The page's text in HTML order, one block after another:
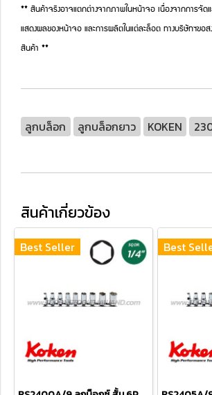
** สินค้าจริงอาจแตกต่างจากภาพในหน้าจอ เนื่องจากการจัด
แสดงผลของหน้าจอ และการผลิตในแต่ละล็อต ทางบริษัทฯขอ
สินค้า **
ลูกบล็อก ลูกบล็อกยาว KOKEN
สินค้าเกี่ยวข้อง
Best Seller Best